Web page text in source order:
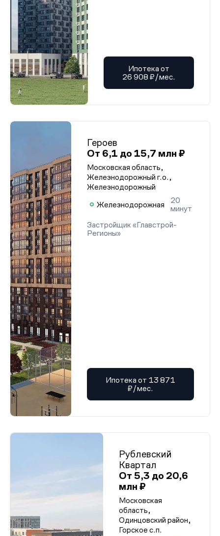
Ипотека от
26 908 ₽/мес.
Героев
От 6,1 до 15,7 млн ₽
Московская область,
Железнодорожный г.о.,
Железнодорожный
Железнодорожная
20
минут
Застройщик «Главстрой-
Регионы»
Ипотека от 13 871
₽/мес.
Рублевский
Квартал
От 5,3 до 20,6
млн ₽
Московская
область,
Одинцовский район,
Горское с.п.